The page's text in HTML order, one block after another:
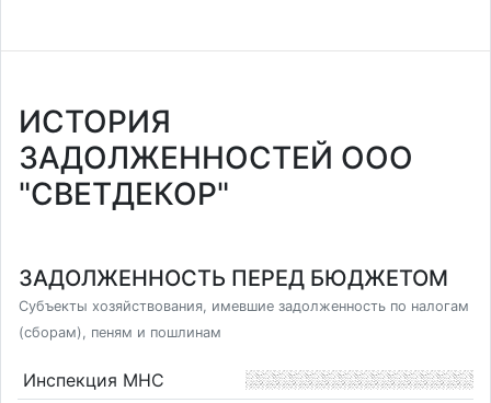
ИСТОРИЯ
ЗАДОЛЖЕННОСТЕЙ ООО
"СВЕТДЕКОР"
ЗАДОЛЖЕННОСТЬ ПЕРЕД БЮДЖЕТОМ
Субъекты хозяйствования, имевшие задолженность по налогам
(сборам), пеням и пошлинам
Инспекция МНС